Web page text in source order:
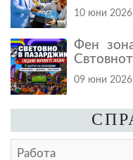
10 юни 2026
Фен
09 юни 2026
Работа